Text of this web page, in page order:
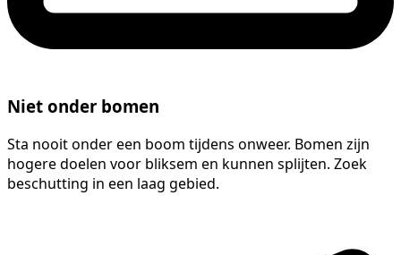
Niet onder bomen
Sta nooit onder een boom tijdens onweer. Bomen zijn
hogere doelen voor bliksem en kunnen splijten. Zoek
beschutting in een laag gebied.